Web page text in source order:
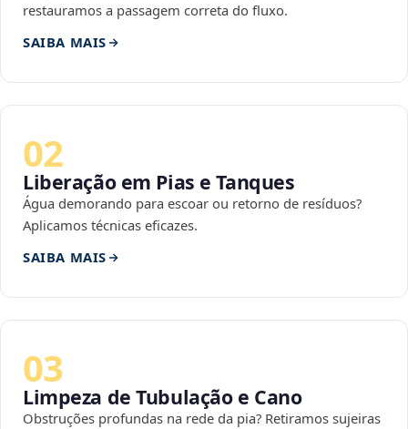
restauramos a passagem correta do fluxo.
SAIBA MAIS
02
Liberação em Pias e Tanques
Água demorando para escoar ou retorno de resíduos?
Aplicamos técnicas eficazes.
SAIBA MAIS
03
Limpeza de Tubulação e Cano
Obstruções profundas na rede da pia? Retiramos sujeiras